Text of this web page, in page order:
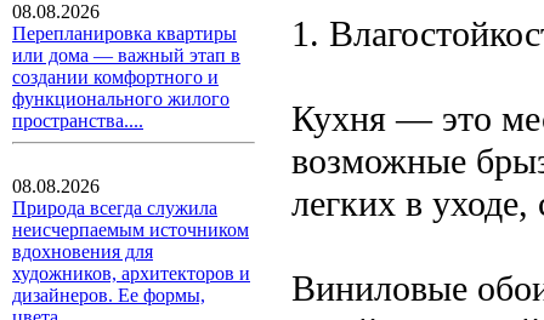
08.08.2026
Перепланировка квартиры
или дома — важный этап в
создании комфортного и
функционального жилого
пространства....
08.08.2026
Природа всегда служила
неисчерпаемым источником
вдохновения для
художников, архитекторов и
дизайнеров. Ее формы,
1.
Кухня — это
возможные
легких в
Виниловые